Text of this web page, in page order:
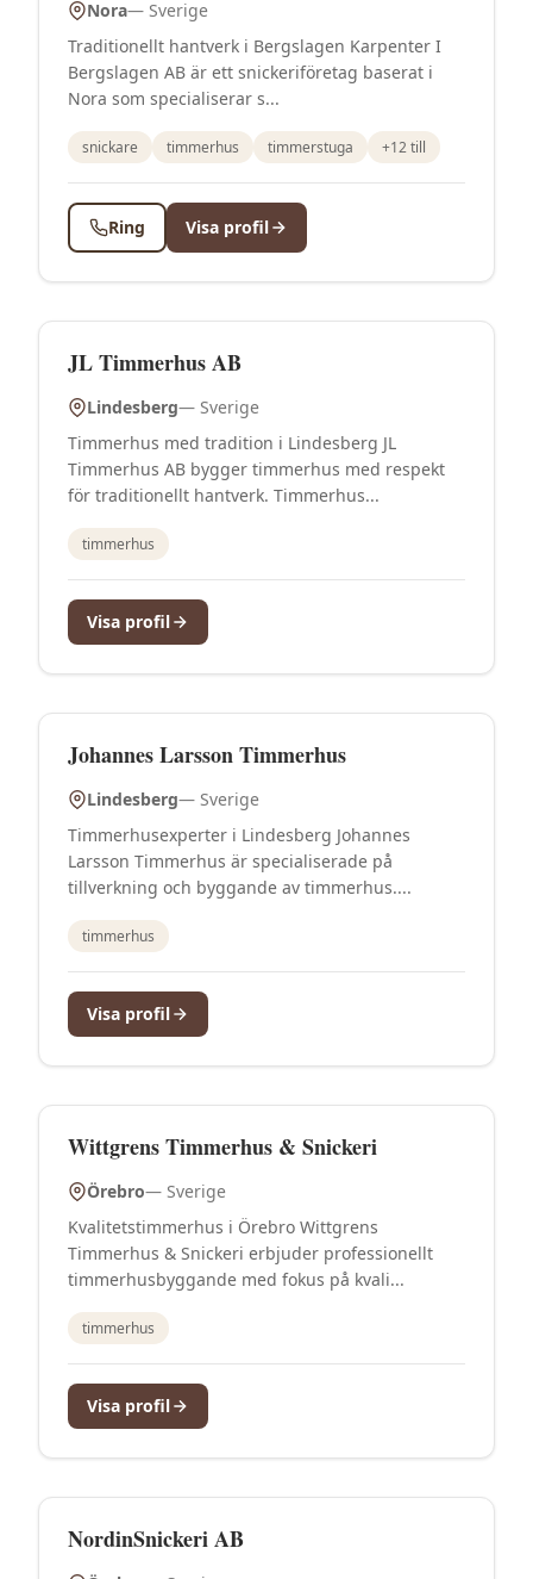
Nora— Sverige
Traditionellt hantverk i Bergslagen Karpenter I
Bergslagen AB är ett snickeriföretag baserat i
Nora som specialiserar s...
snickare timmerhus timmerstuga +12till
Ring Visa profil
JL Timmerhus AB
Lindesberg— Sverige
Timmerhus med tradition i Lindesberg JL
Timmerhus AB bygger timmerhus med respekt
för traditionellt hantverk. Timmerhus...
timmerhus
Visa profil
Johannes Larsson Timmerhus
Lindesberg— Sverige
Timmerhusexperter i Lindesberg Johannes
Larsson Timmerhus är specialiserade på
tillverkning och byggande av timmerhus....
timmerhus
Visa profil
Wittgrens Timmerhus & Snickeri
Örebro— Sverige
Kvalitetstimmerhus i Örebro Wittgrens
Timmerhus & Snickeri erbjuder professionellt
timmerhusbyggande med fokus på kvali...
timmerhus
Visa profil
NordinSnickeri AB